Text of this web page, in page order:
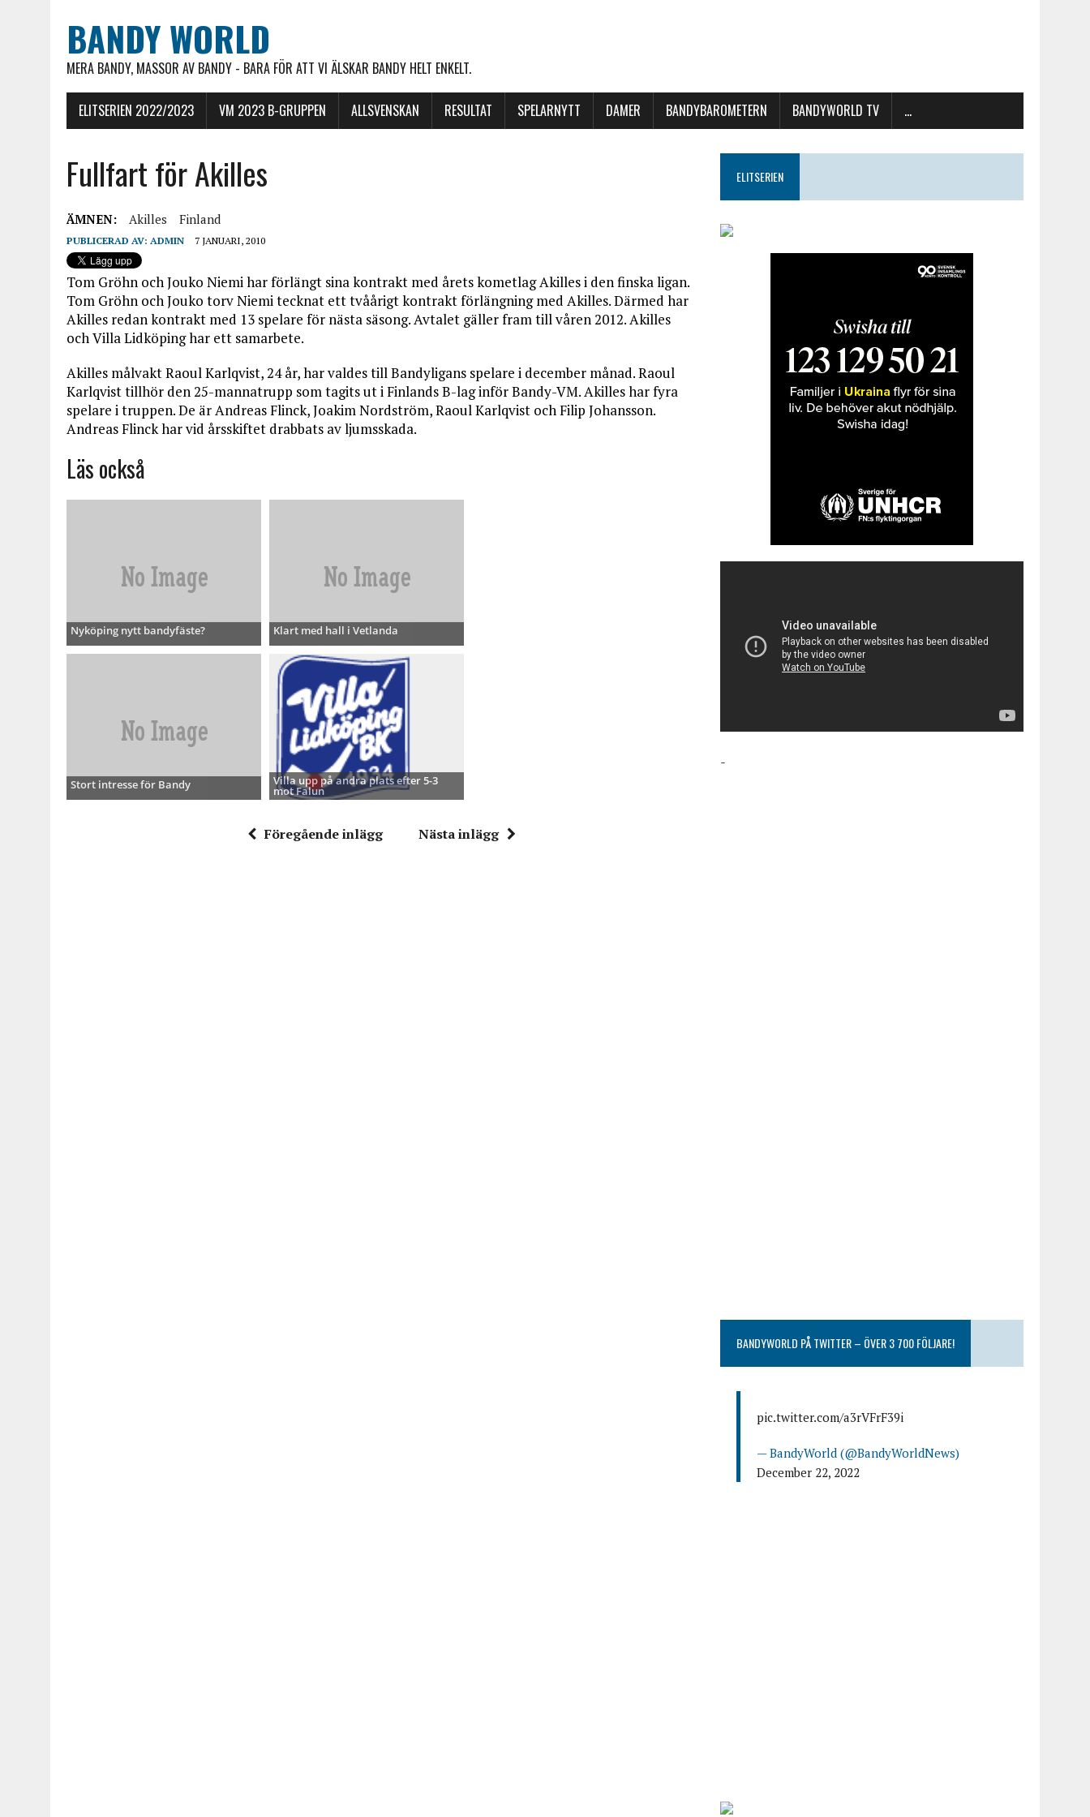
BANDY WORLD
MERA BANDY, MASSOR AV BANDY - BARA FÖR ATT VI ÄLSKAR BANDY HELT ENKELT.
ELITSERIEN 2022/2023 VM 2023 B-GRUPPEN ALLSVENSKAN RESULTAT SPELARNYTT DAMER BANDYBAROMETERN BANDYWORLD TV …
Fullfart för Akilles
ÄMNEN: Akilles Finland
PUBLICERAD AV: ADMIN 7 JANUARI, 2010
Tom Gröhn och Jouko Niemi har förlängt sina kontrakt med årets kometlag Akilles i den finska ligan.
Tom Gröhn och Jouko torv Niemi tecknat ett tvåårigt kontrakt förlängning med Akilles. Därmed har
Akilles redan kontrakt med 13 spelare för nästa säsong. Avtalet gäller fram till våren 2012. Akilles
och Villa Lidköping har ett samarbete.
Akilles målvakt Raoul Karlqvist, 24 år, har valdes till Bandyligans spelare i december månad. Raoul
Karlqvist tillhör den 25-mannatrupp som tagits ut i Finlands B-lag inför Bandy-VM. Akilles har fyra
spelare i truppen. De är Andreas Flinck, Joakim Nordström, Raoul Karlqvist och Filip Johansson.
Andreas Flinck har vid årsskiftet drabbats av ljumsskada.
Läs också
Nyköping nytt bandyfäste? Klart med hall i Vetlanda
Stort intresse för Bandy Villa upp på andra plats efter 5-3
mot Falun
Föregående inlägg Nästa inlägg
ELITSERIEN
-
BANDYWORLD PÅ TWITTER – ÖVER 3 700 FÖLJARE!
pic.twitter.com/a3rVFrF39i
— BandyWorld (@BandyWorldNews)
December 22, 2022